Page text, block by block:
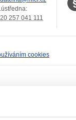
257 041 111
cookies